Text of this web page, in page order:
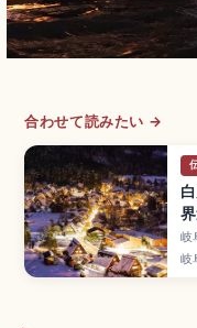
合わせて読みたい →
岐
立
岐